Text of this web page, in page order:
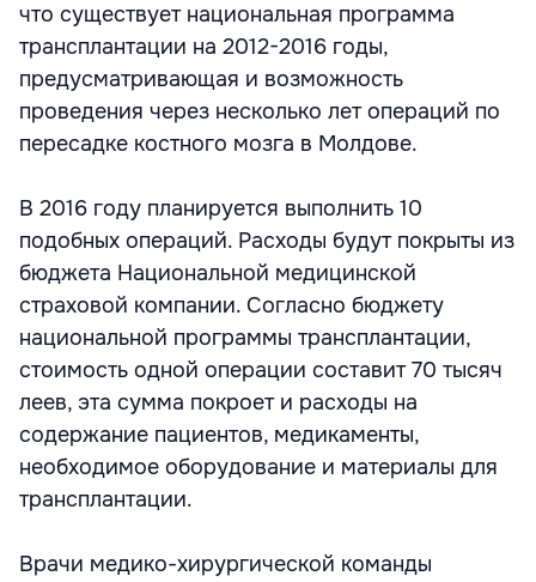
что существует национальная программа
трансплантации на 2012-2016 годы,
предусматривающая и возможность
проведения через несколько лет операций по
пересадке костного мозга в Молдове.
В 2016 году планируется выполнить 10
подобных операций. Расходы будут покрыты из
бюджета Национальной медицинской
страховой компании. Согласно бюджету
национальной программы трансплантации,
стоимость одной операции составит 70 тысяч
леев, эта сумма покроет и расходы на
содержание пациентов, медикаменты,
необходимое оборудование и материалы для
трансплантации.
Врачи медико-хирургической команды